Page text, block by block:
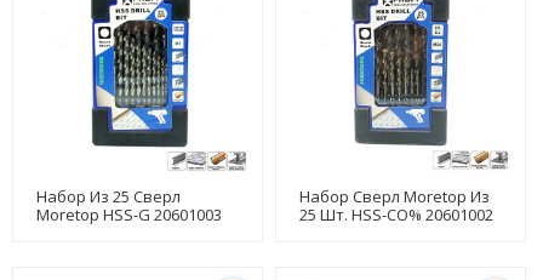
Набор Из 25 Сверл
Moretop HSS-G 20601003
Набор Сверл Moretop Из
25 Шт. HSS-CO% 20601002